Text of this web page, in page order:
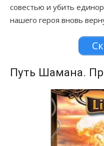
совестью и убить
нашего героя вновь
Путь Шамана.